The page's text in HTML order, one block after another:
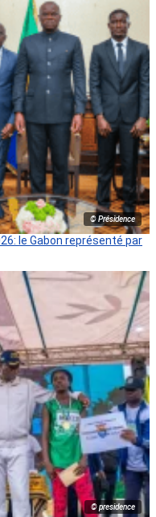
© Présidence
le Gabon représenté par
© presidence